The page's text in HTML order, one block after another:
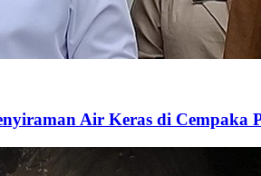
Air Keras di Cempaka